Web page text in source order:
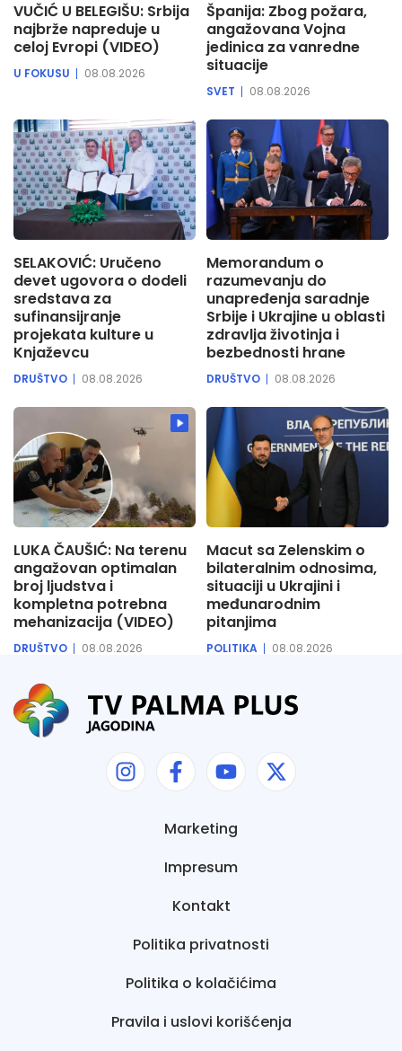
VUČIĆ U BELEGIŠU: Srbija
najbrže napreduje u
celoj Evropi (VIDEO)
U FOKUSU 08.08.2026
Španija: Zbog požara,
angažovana Vojna
jedinica za vanredne
situacije
SVET 08.08.2026
SELAKOVIĆ: Uručeno
devet ugovora o dodeli
sredstava za
sufinansijranje
projekata kulture u
Knjaževcu
DRUŠTVO 08.08.2026
Memorandum o
razumevanju do
unapređenja saradnje
Srbije i Ukrajine u oblasti
zdravlja životinja i
bezbednosti hrane
DRUŠTVO 08.08.2026
LUKA ČAUŠIĆ: Na terenu
angažovan optimalan
broj ljudstva i
kompletna potrebna
mehanizacija (VIDEO)
DRUŠTVO 08.08.2026
Macut sa Zelenskim o
bilateralnim odnosima,
situaciji u Ukrajini i
međunarodnim
pitanjima
POLITIKA 08.08.2026
Marketing
Impresum
Kontakt
Politika privatnosti
Politika o kolačićima
Pravila i uslovi korišćenja